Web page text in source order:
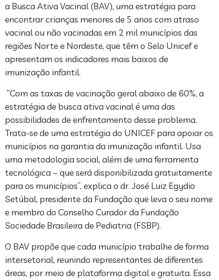
a Busca Ativa Vacinal (BAV), uma estratégia para
encontrar crianças menores de 5 anos com atraso
vacinal ou não vacinadas em 2 mil municípios das
regiões Norte e Nordeste, que têm o Selo Unicef e
apresentam os indicadores mais baixos de
imunização infantil.
“Com as taxas de vacinação geral abaixo de 60%, a
estratégia de busca ativa vacinal é uma das
possibilidades de enfrentamento desse problema.
Trata-se de uma estratégia do UNICEF para apoiar os
municípios na garantia da imunização infantil. Usa
uma metodologia social, além de uma ferramenta
tecnológica – que será disponibilizada gratuitamente
para os municípios”, explica o dr. José Luiz Egydio
Setúbal, presidente da Fundação que leva o seu nome
e membro do Conselho Curador da Fundação
Sociedade Brasileira de Pediatria (FSBP).
O BAV propõe que cada município trabalhe de forma
intersetorial, reunindo representantes de diferentes
áreas, por meio de plataforma digital e gratuita. Essa